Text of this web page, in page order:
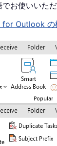
お使いいた
Outlook の